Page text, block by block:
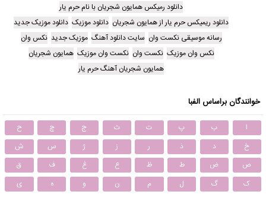
دانلود رمیکس همایون شجریان با نام حرم یار
دانلود ریمیکس حرم یار از همایون شجریان دانلود موزیک دانلود موزیک جدید
رسانه موسیقی نکست وان سایت دانلود آهنگ موزیک جدید نکس وان
نکس وان موزیک نکست وان نکست وان موزیک همایون شجریان
همایون شجریان آهنگ حرم یار
خوانندگان براساس الفبا
ا ب پ ت ث ج چ
ح
خ
د ذ ر ز ژ س
ش
ص
ض ط ظ ع غ ف
ق
ک
گ ل م ن و ه ی